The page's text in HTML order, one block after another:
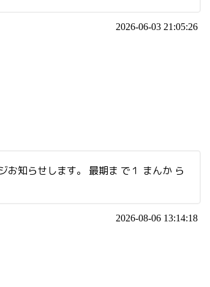
2026-06-03 21:05:26
お知らせします。 最期ま で１ まんか ら
2026-08-06 13:14:18